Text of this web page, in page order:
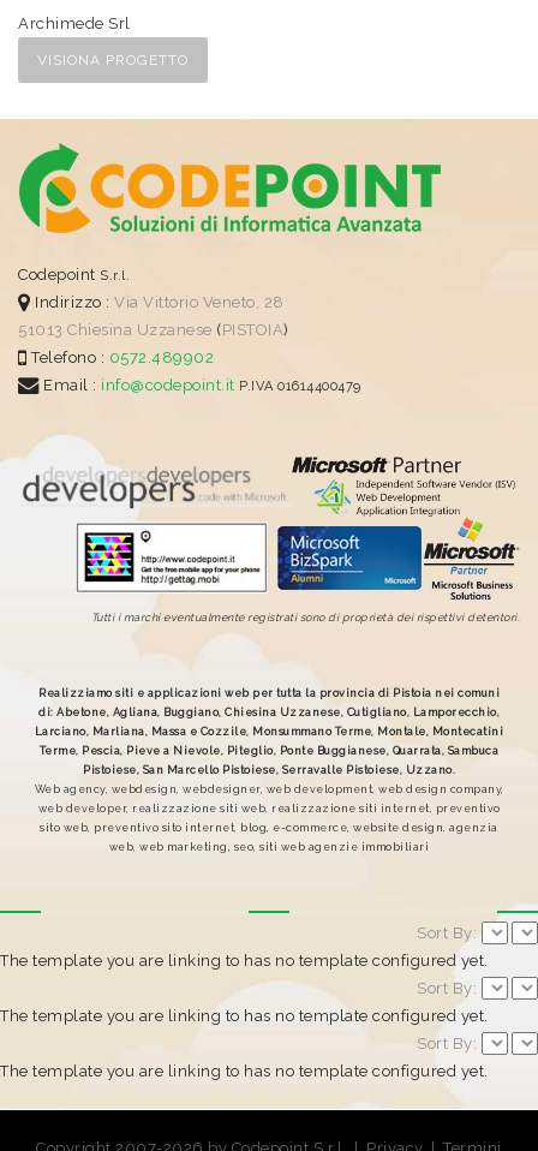
Archimede Srl
VISIONA PROGETTO
Codepoint S.r.l.
Indirizzo : Via Vittorio Veneto, 28
51013 Chiesina Uzzanese (PISTOIA)
Telefono : 0572.489902
Email : info@codepoint.it P.IVA 01614400479
Tutti i marchi eventualmente registrati sono di proprietà dei rispettivi detentori.
Realizziamo siti e applicazioni web per tutta la provincia di Pistoia nei comuni
di: Abetone, Agliana, Buggiano, Chiesina Uzzanese, Cutigliano, Lamporecchio,
Larciano, Marliana, Massa e Cozzile, Monsummano Terme, Montale, Montecatini
Terme, Pescia, Pieve a Nievole, Piteglio, Ponte Buggianese, Quarrata, Sambuca
Pistoiese, San Marcello Pistoiese, Serravalle Pistoiese, Uzzano.
Web agency, webdesign, webdesigner, web development, web design company,
web developer, realizzazione siti web, realizzazione siti internet, preventivo
sito web, preventivo sito internet, blog, e-commerce, website design, agenzia
web, web marketing, seo, siti web agenzie immobiliari
Sort By:
The template you are linking to has no template configured yet.
Sort By:
The template you are linking to has no template configured yet.
Sort By:
The template you are linking to has no template configured yet.